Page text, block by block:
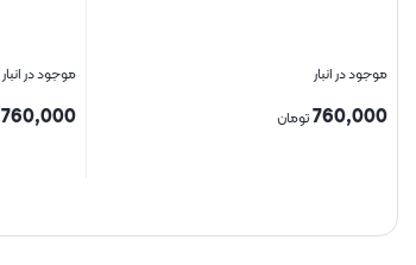
موجود در انبار
760,000تومان
موجود در انبار
760,000